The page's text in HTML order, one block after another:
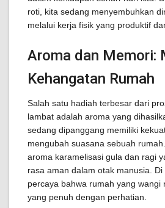
roti, kita sedang menyembuhkan
melalui kerja fisik yang produktif
Aroma dan Memori:
Kehangatan Rumah
Salah satu hadiah terbesar dari
lambat adalah aroma yang
sedang dipanggang memiliki
mengubah suasana sebuah
aroma karamelisasi gula dan ragi
rasa aman dalam otak manusia. Di
percaya bahwa rumah yang wangi
yang penuh dengan perhatian.